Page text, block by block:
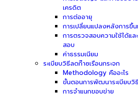
เครดิต
การต่ออายุ
การเปลี่ยนแปลงหลังการขึ้น
การตรวจสอบความใช้ได้แล
สอบ
ค่าธรรมเนียม
ระเบียบวิธีลดก๊าซเรือนกระจก
Methodology คืออะไร
ขั้นตอนการพัฒนาระเบียบวิ
การจำแนกขอบข่าย